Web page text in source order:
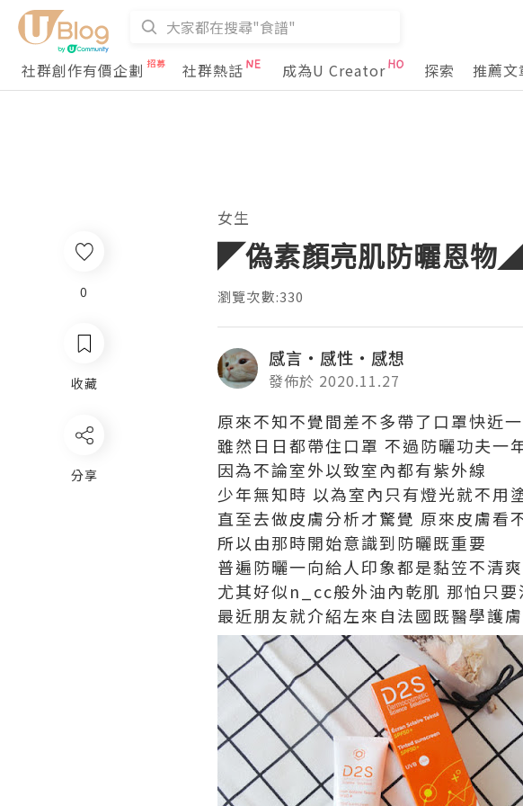
社群創作有價企劃
社群熱話 成為U Creator 探索 推薦文
0
收藏
分享
女生
◤偽素顏亮肌防曬恩物
瀏覽次數:330
感言‧感性‧感想
發佈於 2020.11.27
原來不知不覺間差不多帶了口罩快近
雖然日日都帶住口罩 不過防曬功夫一
因為不論室外以致室內都有紫外線
少年無知時 以為室內只有燈光就不用
直至去做皮膚分析才驚覺 原來皮膚看
所以由那時開始意識到防曬既重要
普遍防曬一向給人印象都是黏笠不清爽
尤其好似n_cc般外油內乾肌 那怕只
最近朋友就介紹左來自法國既醫學護